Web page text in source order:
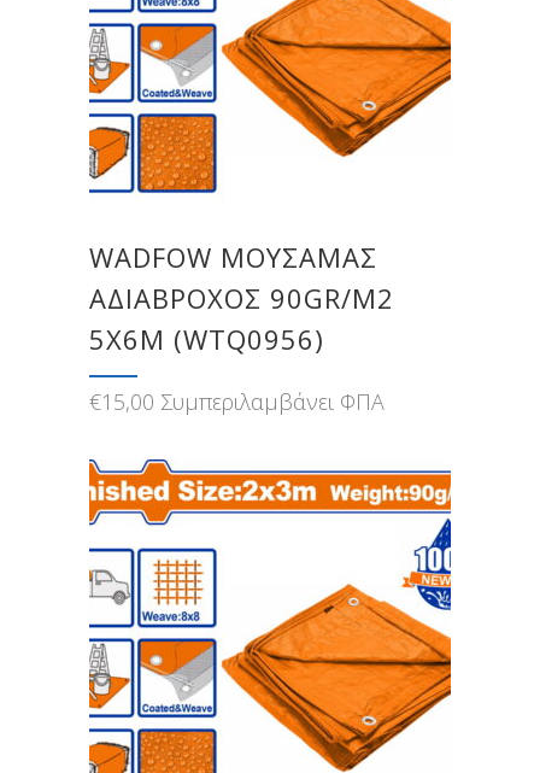
WADFOW ΜΟΥΣΑΜΑΣ
ΑΔΙΑΒΡΟΧΟΣ 90GR/M2
5X6M (WTQ0956)
€15,00 Συμπεριλαμβάνει ΦΠΑ